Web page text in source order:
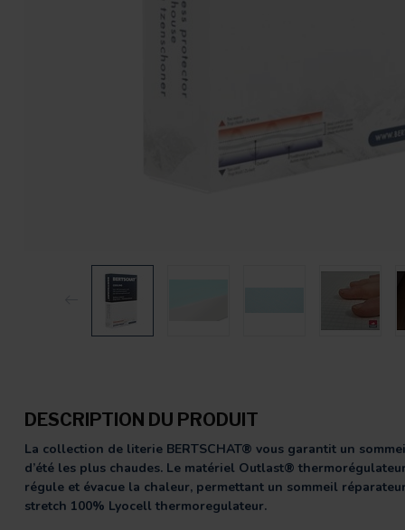
DESCRIPTION DU PRODUIT
La collection de literie BERTSCHAT® vous garantit un
d’été les plus chaudes. Le matériel Outlast®
régule et évacue la chaleur, permettant un sommeil
stretch 100% Lyocell thermoregulateur.